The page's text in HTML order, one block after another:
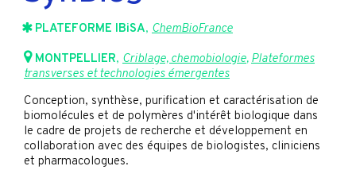
PLATEFORME IBiSA, ChemBioFrance
MONTPELLIER, Criblage, chemobiologie, Plateformes
transverses et technologies émergentes
Conception, synthèse, purification et caractérisation de
biomolécules et de polymères d'intérêt biologique dans
le cadre de projets de recherche et développement en
collaboration avec des équipes de biologistes, cliniciens
et pharmacologues.